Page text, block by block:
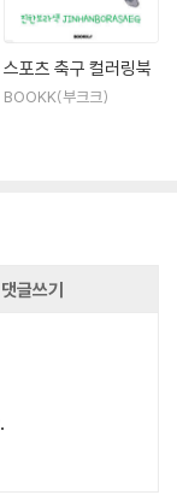
스포츠 축구 컬러링북
BOOKK(부크크)
댓글쓰기